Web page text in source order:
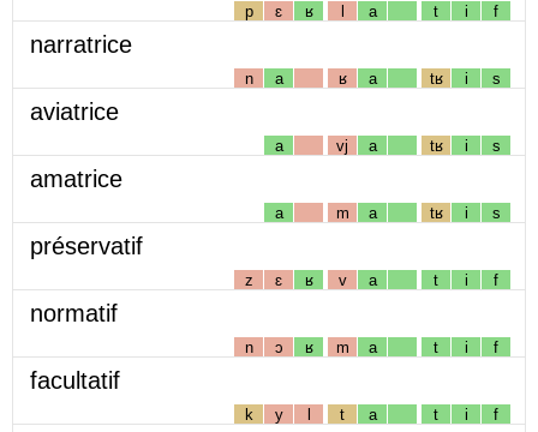
p ɛ ʁ l a t i f
narratrice
n a ʁ a tʁ i s
aviatrice
a vj a tʁ i s
amatrice
a m a tʁ i s
préservatif
z ɛ ʁ v a t i f
normatif
n ɔ ʁ m a t i f
facultatif
k y l t a t i f